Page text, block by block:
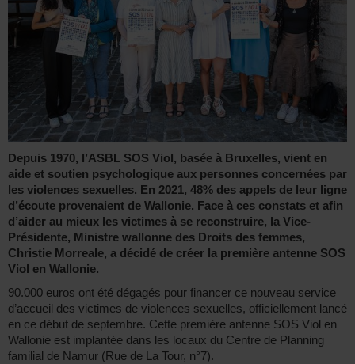
Depuis 1970, l’ASBL SOS Viol, basée à Bruxelles, vient en
aide et soutien psychologique aux personnes concernées par
les violences sexuelles. En 2021, 48% des appels de leur ligne
d’écoute provenaient de Wallonie. Face à ces constats et afin
d’aider au mieux les victimes à se reconstruire, la Vice-
Présidente, Ministre wallonne des Droits des femmes,
Christie Morreale, a décidé de créer la première antenne SOS
Viol en Wallonie.
90.000 euros ont été dégagés pour financer ce nouveau service
d’accueil des victimes de violences sexuelles, officiellement lancé
en ce début de septembre. Cette première antenne SOS Viol en
Wallonie est implantée dans les locaux du Centre de Planning
familial de Namur (Rue de La Tour, n°7).